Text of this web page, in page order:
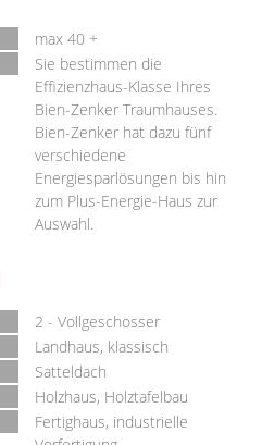
max 40 +
Sie bestimmen die
Effizienzhaus-Klasse Ihres
Bien-Zenker Traumhauses.
Bien-Zenker hat dazu fünf
verschiedene
Energiesparlösungen bis hin
zum Plus-Energie-Haus zur
Auswahl.
2 - Vollgeschosser
Landhaus, klassisch
Satteldach
Holzhaus, Holztafelbau
Fertighaus, industrielle